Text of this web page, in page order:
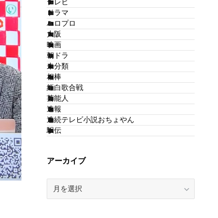
テレビ
ドラマ
ハロプロ
大阪
映画
朝ドラ
未分類
相棒
紅白歌合戦
芸能人
速報
連続テレビ小説おちょやん
駅伝
アーカイブ